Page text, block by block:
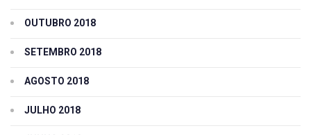
OUTUBRO 2018
SETEMBRO 2018
AGOSTO 2018
JULHO 2018